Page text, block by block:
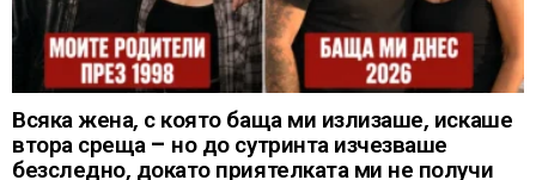
Всяка жена, с която баща ми излизаше, искаше
втора среща – но до сутринта изчезваше
безследно, докато приятелката ми не получи